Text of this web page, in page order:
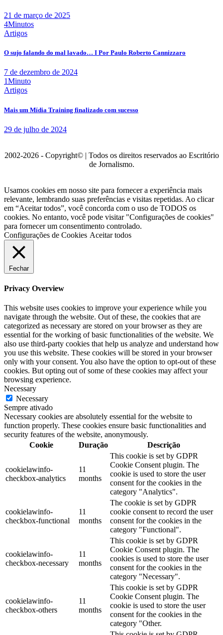
21 de março de 2025
4Minutos
Artigos
O sujo falando do mal lavado… I Por Paulo Roberto Cannizzaro
7 de dezembro de 2024
1Minuto
Artigos
Mais um Mídia Training finalizado com sucesso
29 de julho de 2024
2002-2026 - Copyright© | Todos os direitos reservados ao Escritório
de Jornalismo.
Usamos cookies em nosso site para fornecer a experiência mais
relevante, lembrando suas preferências e visitas repetidas. Ao clicar
em “Aceitar todos”, você concorda com o uso de TODOS os
cookies. No entanto, você pode visitar "Configurações de cookies"
para fornecer um consentimento controlado.
Configurações de Cookies Aceitar todos
Fechar
Privacy Overview
This website uses cookies to improve your experience while you
navigate through the website. Out of these, the cookies that are
categorized as necessary are stored on your browser as they are
essential for the working of basic functionalities of the website. We
also use third-party cookies that help us analyze and understand how
you use this website. These cookies will be stored in your browser
only with your consent. You also have the option to opt-out of these
cookies. But opting out of some of these cookies may affect your
browsing experience.
Necessary
Necessary
Sempre ativado
Necessary cookies are absolutely essential for the website to
function properly. These cookies ensure basic functionalities and
security features of the website, anonymously.
Cookie
Duração Descrição
cookielawinfo-
checkbox-analytics
11
months
This cookie is set by GDPR
Cookie Consent plugin. The
cookie is used to store the user
consent for the cookies in the
category "Analytics".
cookielawinfo-
checkbox-functional
11
months
The cookie is set by GDPR
cookie consent to record the user
consent for the cookies in the
category "Functional".
cookielawinfo-
checkbox-necessary
11
months
This cookie is set by GDPR
Cookie Consent plugin. The
cookies is used to store the user
consent for the cookies in the
category "Necessary".
cookielawinfo-
checkbox-others
11
months
This cookie is set by GDPR
Cookie Consent plugin. The
cookie is used to store the user
consent for the cookies in the
category "Other.